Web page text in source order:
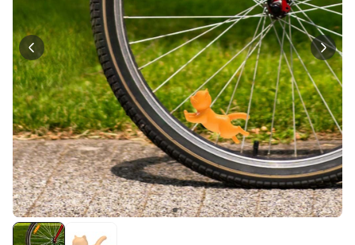
Personaliseerbaar
Gepersonaliseerde boxershort
met gezicht en tekst
Meer dan
11.600keer
gekocht
29,99 €
Personaliseerbaar
Gepersonaliseerde boxershort
met rits ontwerp
Meer dan
700keer
gekocht
29,99 €
Polaroid-look
Gepersonaliseerde